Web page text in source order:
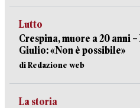
Lutto
Crespina, muore a 20 anni
Giulio: «Non è possibile»
di Redazione web
La storia